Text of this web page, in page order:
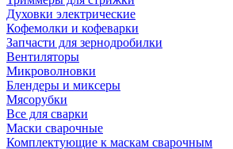
Духовки электрические
Кофемолки и кофеварки
Запчасти для зернодробилки
Вентиляторы
Микроволновки
Блендеры и миксеры
Мясорубки
Все для сварки
Маски сварочные
Комплектующие к маскам сварочным